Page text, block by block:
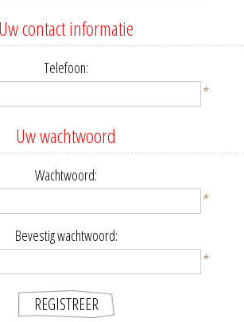
Uw contact informatie
Telefoon:
*
Uw wachtwoord
Wachtwoord:
*
Bevestig wachtwoord:
*